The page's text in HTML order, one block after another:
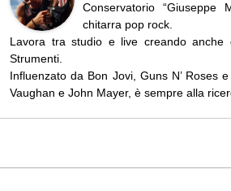
Conservatorio “Giuseppe
chitarra pop rock.
Lavora tra studio e live creando anche
Strumenti.
Influenzato da Bon Jovi, Guns N’ Roses
Vaughan e John Mayer, è sempre alla